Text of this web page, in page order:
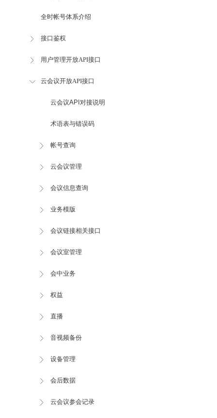
全时帐号体系介绍
接口鉴权
用户管理开放API接口
云会议开放API接口
云会议API对接说明
术语表与错误码
帐号查询
云会议管理
会议信息查询
业务模版
会议链接相关接口
会议室管理
会中业务
权益
直播
音视频备份
设备管理
会后数据
云会议参会记录